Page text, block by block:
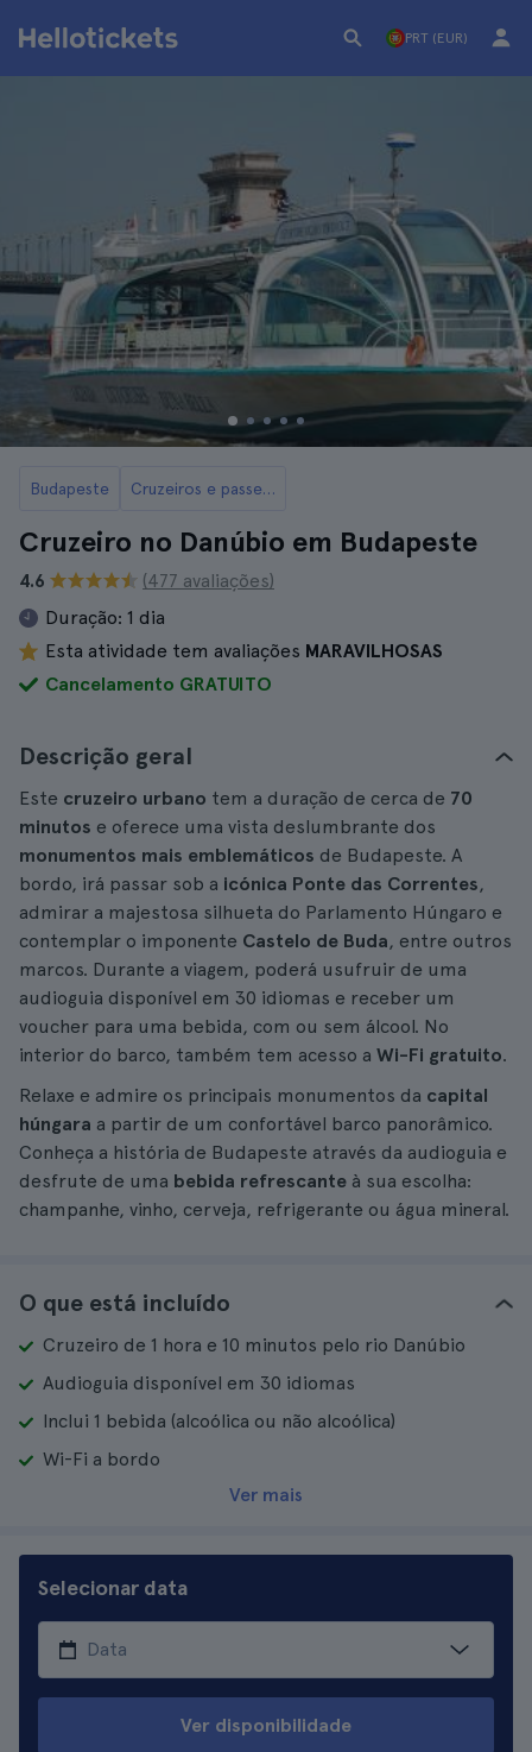
PRT (EUR)
Budapeste Cruzeiros e passeios de barco por Budapeste
Cruzeiro no Danúbio em Budapeste
4.6
(477 avaliações)
Duração: 1 dia
Esta atividade tem avaliações MARAVILHOSAS
Cancelamento GRATUITO
Descrição geral
Este cruzeiro urbano tem a duração de cerca de 70
minutos e oferece uma vista deslumbrante dos
monumentos mais emblemáticos de Budapeste. A
bordo, irá passar sob a icónica Ponte das Correntes,
admirar a majestosa silhueta do Parlamento Húngaro e
contemplar o imponente Castelo de Buda, entre outros
marcos. Durante a viagem, poderá usufruir de uma
audioguia disponível em 30 idiomas e receber um
voucher para uma bebida, com ou sem álcool. No
interior do barco, também tem acesso a Wi-Fi gratuito.
Relaxe e admire os principais monumentos da capital
húngara a partir de um confortável barco panorâmico.
Conheça a história de Budapeste através da audioguia e
desfrute de uma bebida refrescante à sua escolha:
champanhe, vinho, cerveja, refrigerante ou água mineral.
O que está incluído
Cruzeiro de 1 hora e 10 minutos pelo rio Danúbio
Audioguia disponível em 30 idiomas
Inclui 1 bebida (alcoólica ou não alcoólica)
Wi-Fi a bordo
Ver mais
Selecionar data
Ver disponibilidade